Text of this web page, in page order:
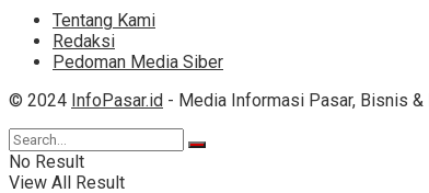
Tentang Kami
Redaksi
Pedoman Media Siber
© 2024 InfoPasar.id - Media Informasi Pasar, Bisnis &
No Result
View All Result